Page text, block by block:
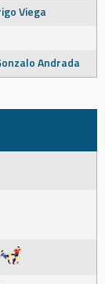
Viega
Andrada